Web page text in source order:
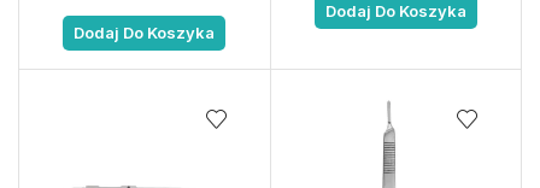
Dodaj Do Koszyka
Dodaj Do Koszyka